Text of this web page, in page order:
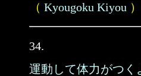
（ Kyougoku Kiyou ）
34.
運動して体力がつく